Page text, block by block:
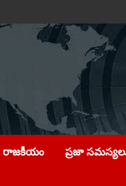
రాజకీయం ప్రజా